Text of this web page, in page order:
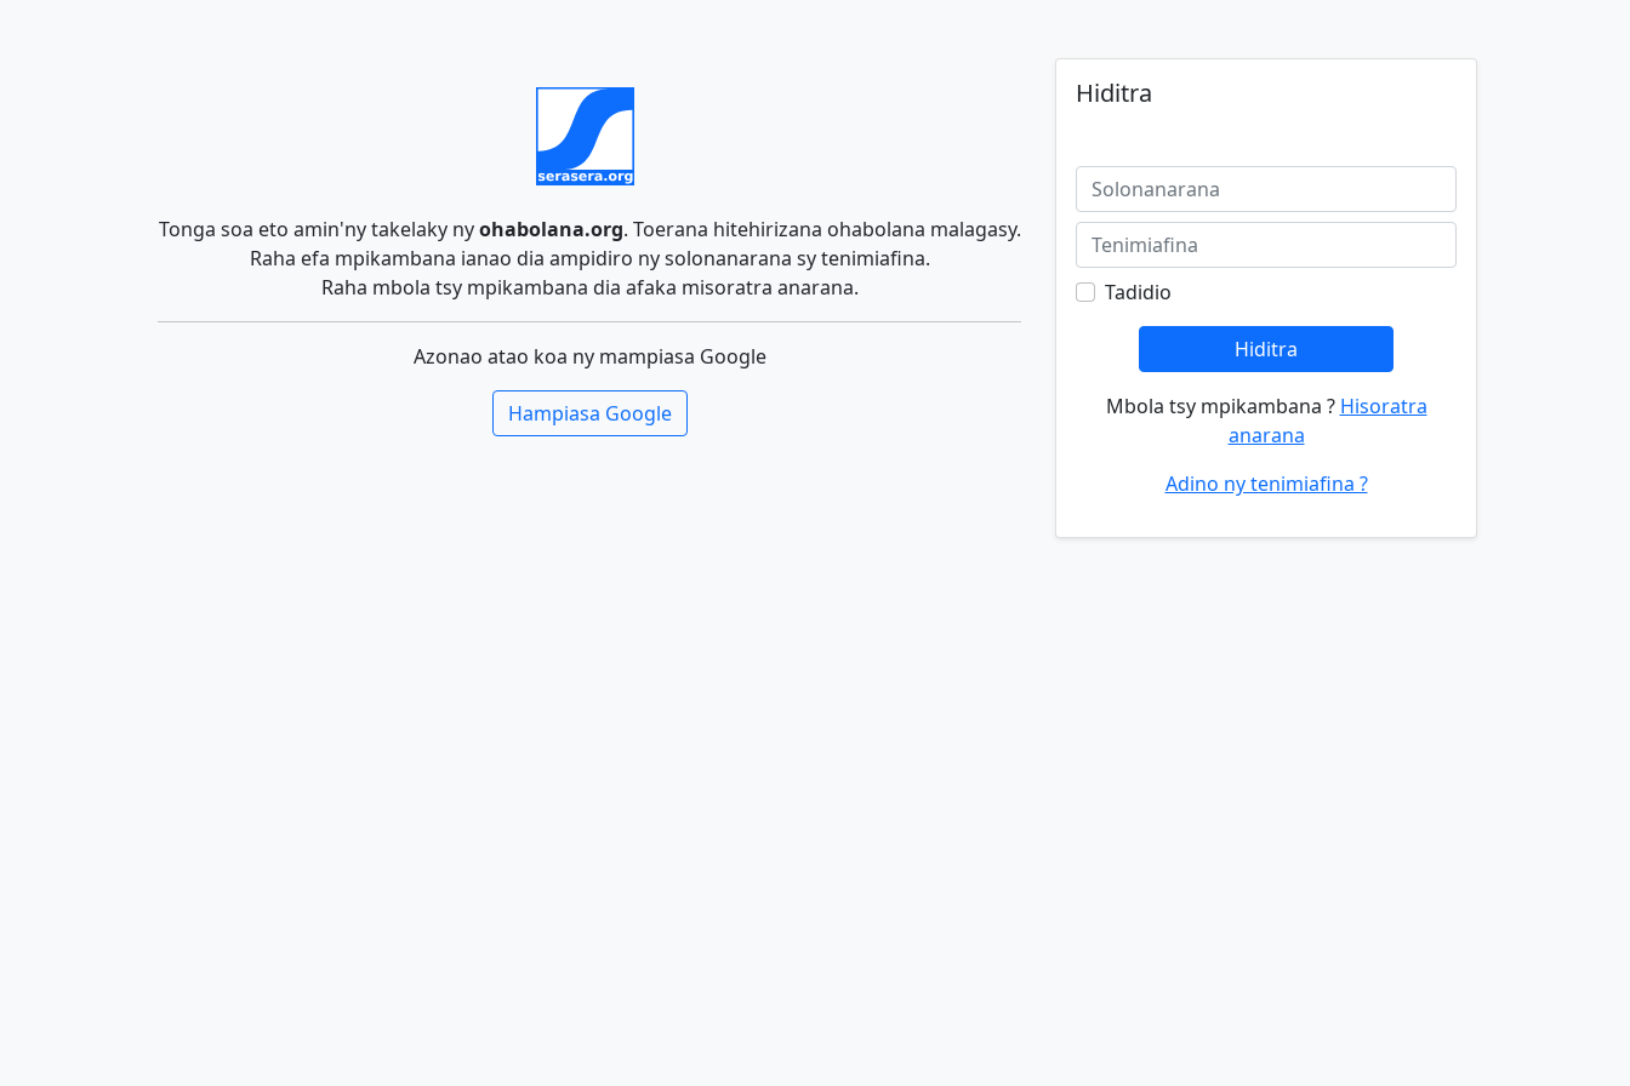
Tonga soa eto amin'ny takelaky nyohabolana.org. Toerana hitehirizana ohabolana malagasy.
Raha efa mpikambana ianao dia ampidiro ny solonanarana sy tenimiafina.
Raha mbola tsy mpikambana dia afaka misoratra anarana.
Azonao atao koa ny mampiasa Google
Hampiasa Google
Hiditra
Tadidio
Hiditra
Mbola tsy mpikambana ? Hisoratra
anarana
Adino ny tenimiafina ?